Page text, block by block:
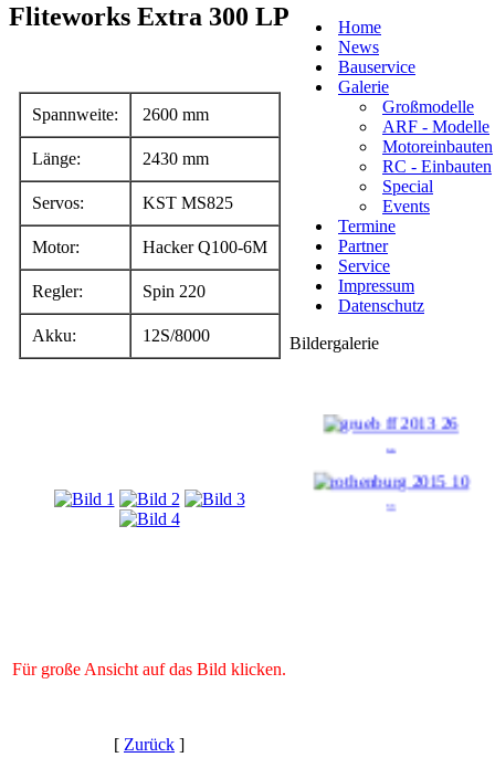
Fliteworks Extra 300 LP
Spannweite: 2600 mm
Länge: 2430 mm
Servos: KST MS825
Motor: Hacker Q100-6M
Regler: Spin 220
Akku: 12S/8000
Für große Ansicht auf das Bild klicken.
[ Zurück ]
Home
News
Bauservice
Galerie
Großmodelle
ARF - Modelle
Motoreinbauten
RC - Einbauten
Special
Events
Termine
Partner
Service
Impressum
Datenschutz
Bildergalerie
..
..